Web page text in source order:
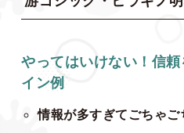
やってはいけない！信
イン例
情報が多すぎてごちゃご